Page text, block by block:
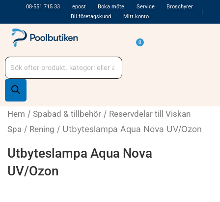
till
innehåll
08-551 715 33 epost Boka möte Service
Broschyrer
Bli företagskund
Mitt konto
0
Varukorg
Produktsökning
Hem / Spabad & tillbehör / Reservdelar till Viskan
Spa / Rening / Utbyteslampa Aqua Nova UV/Ozon
Utbyteslampa Aqua Nova
UV/Ozon